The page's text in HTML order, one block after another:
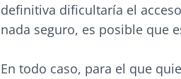
definitiva dificultaría el
nada seguro, es posible que
En todo caso, para el que